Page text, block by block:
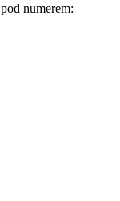
numerem: